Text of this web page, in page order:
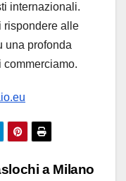
internazionali.
rispondere alle
una profonda
a Milano